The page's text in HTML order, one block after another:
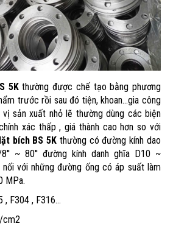
5Kthường được chế tạo bằng phương
trước rồi sau đó tiện, khoan...gia công
sản xuất nhỏ lẽ thường dùng các biện
xác thấp , giá thành cao hơn so với
bích BS 5K thường có đường kính dao
~ 80'' đường kính danh ghĩa D10 ~
với những đường ống có áp suất làm
MPa.
, F304 , F316...
cm2